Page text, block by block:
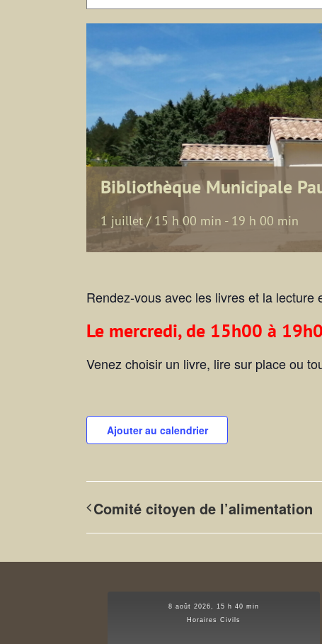
Bibliothèque Municipale
1 juillet / 15 h 00 min - 19 h 00 min
Rendez-vous avec les livres et la
Le mercredi, de 15h00 à
Venez choisir un livre, lire sur place ou
Ajouter au calendrier
Comité citoyen de l’alimentation
8 août 2026, 15 h 40 min
Horaires Civils